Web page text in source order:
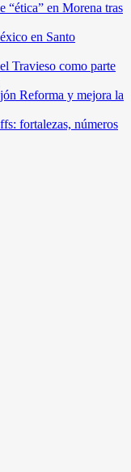
“ética” en Morena tras
en Santo
Travieso como parte
Reforma y mejora la
fortalezas, números